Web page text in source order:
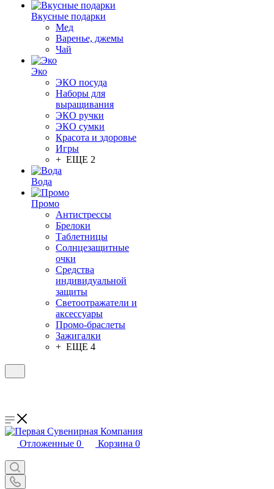
Вкусные подарки
Мед
Варенье, джемы
Чай
Эко
ЭКО посуда
Наборы для
выращивания
ЭКО ручки
ЭКО сумки
Красота и здоровье
Игры
+ ЕЩЕ 2
Вода
Промо
Антистрессы
Брелоки
Таблетницы
Солнцезащитные
очки
Средства
индивидуальной
защиты
Светоотражатели и
аксессуары
Промо-браслеты
Зажигалки
+ ЕЩЕ 4
Отложенные 0 Корзина 0